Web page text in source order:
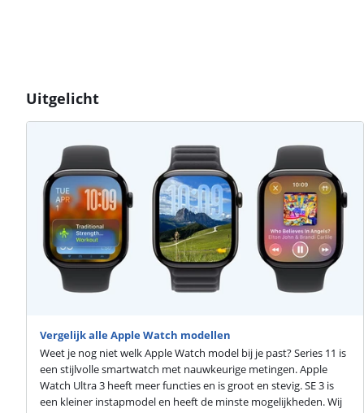
Uitgelicht
Vergelijk alle Apple Watch modellen
Weet je nog niet welk Apple Watch model bij je past? Series 11 is
een stijlvolle smartwatch met nauwkeurige metingen. Apple
Watch Ultra 3 heeft meer functies en is groot en stevig. SE 3 is
een kleiner instapmodel en heeft de minste mogelijkheden. Wij